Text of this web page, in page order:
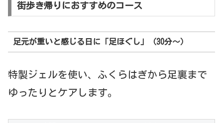
街歩き帰りにおすすめのコース
足元が重いと感じる日に「足ほぐし」（30分〜）
特製ジェルを使い、ふくらはぎから足裏まで
ゆったりとケアします。